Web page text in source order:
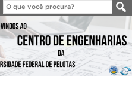
Legislação
Canais